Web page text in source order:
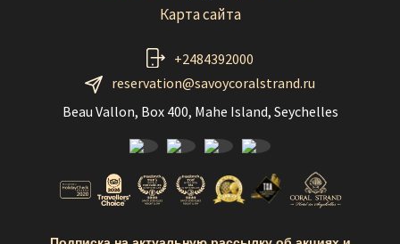
Карта сайта
+2484392000
reservation@savoycoralstrand.ru
Beau Vallon, Box 400, Mahe Island, Seychelles